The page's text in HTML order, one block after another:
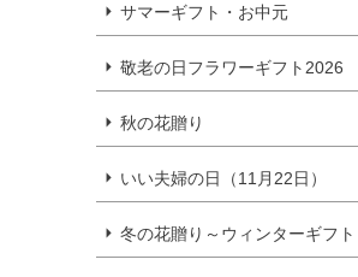
サマーギフト・お中元
敬老の日フラワーギフト2026
秋の花贈り
いい夫婦の日（11月22日）
冬の花贈り～ウィンターギフト